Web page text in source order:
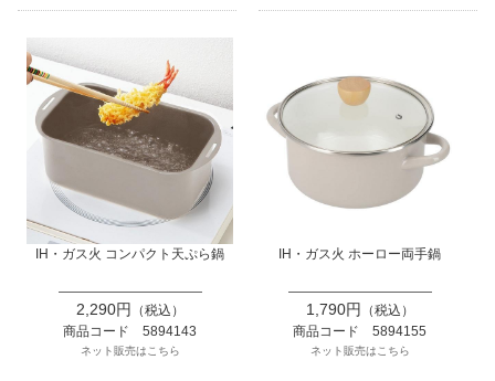
IH・ガス火 コンパクト天ぷら鍋
2,290円
（税込）
商品コード 5894143
ネット販売はこちら
IH・ガス火 ホーロー両手鍋
1,790円
（税込）
商品コード 5894155
ネット販売はこちら